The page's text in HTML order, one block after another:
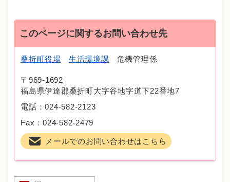
このページに関するお問い合わせ先
桑折町役場 生活環境課 危機管理係
〒969-1692
福島県伊達郡桑折町大字谷地字道下22番地7
電話：024-582-2123
Fax：024-582-2479
メールでのお問い合わせはこちら